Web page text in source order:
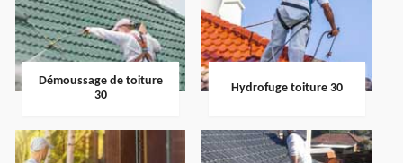
Démoussage de toiture
30
Hydrofuge toiture 30